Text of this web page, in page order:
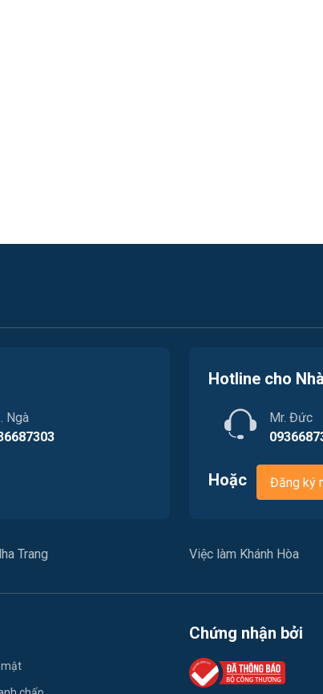
Ngà
Hotline cho
Mr. Đức
Hoặc Đăng ký
Trang Việc làm Khánh Hòa
mật
Chứng nhận bởi